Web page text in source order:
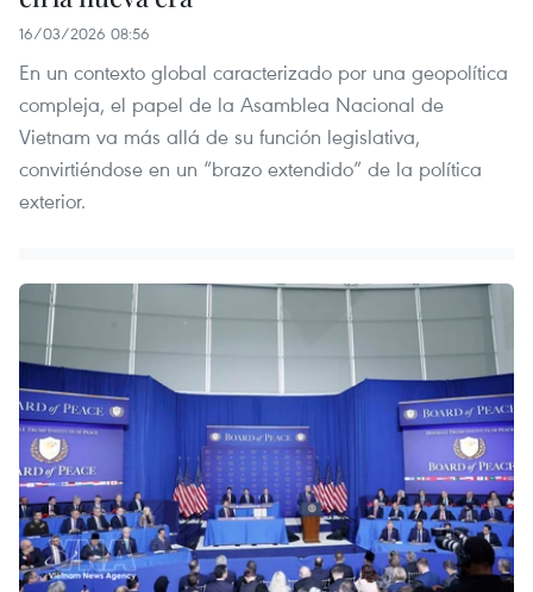
16/03/2026 08:56
En un contexto global caracterizado por una geopolítica
compleja, el papel de la Asamblea Nacional de
Vietnam va más allá de su función legislativa,
convirtiéndose en un “brazo extendido” de la política
exterior.